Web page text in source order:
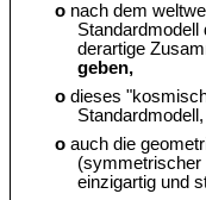
o nach dem
derartige
geben,
o dieses
Standardmodell,
o auch die
(symmetrischer
einzigartig und